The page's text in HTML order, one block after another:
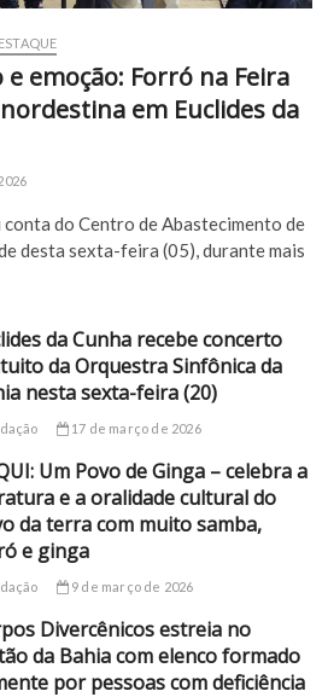
emoção: Forró na Feira
em Euclides da
do Centro de Abastecimento de
desta sexta-feira (05), durante mais
da Cunha recebe concerto
da Orquestra Sinfônica da
nesta sexta-feira (20)
17 de março de 2026
Um Povo de Ginga – celebra a
e a oralidade cultural do
da terra com muito samba,
e ginga
9 de março de 2026
Divercênicos estreia no
da Bahia com elenco formado
por pessoas com deficiência